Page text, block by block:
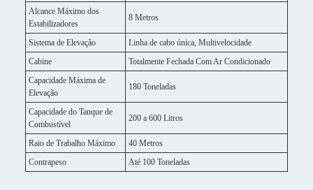
Alcance Máximo dos
Estabilizadores
8 Metros
Sistema de Elevação
Linha de cabo única, Multivelocidade
Cabine
Totalmente Fechada Com Ar Condicionado
Capacidade Máxima de
Elevação
180 Toneladas
Capacidade do Tanque de
Combustível
200 a 600 Litros
Raio de Trabalho Máximo
40 Metros
Contrapeso
Até 100 Toneladas